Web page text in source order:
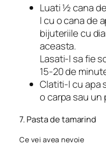
Luati ½ cana
l cu o cana de
bijuteriile cu
aceasta.
Lasati-l sa fie
15-20 de
Clatiti-l cu apa
o carpa sau un
7. Pasta de tamarind
Ce vei avea nevoie